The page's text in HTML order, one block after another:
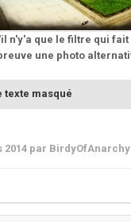
n'y'a que le filtre qui fait
une photo
texte masqué
2014 par BirdyOfAnarchy